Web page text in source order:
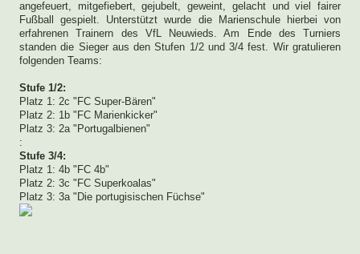
angefeuert, mitgefiebert, gejubelt, geweint, gelacht und viel fairer
Fußball gespielt. Unterstützt wurde die Marienschule hierbei von
erfahrenen Trainern des VfL Neuwieds. Am Ende des Turniers
standen die Sieger aus den Stufen 1/2 und 3/4 fest. Wir gratulieren
folgenden Teams:
Stufe 1/2:
Platz 1: 2c "FC Super-Bären"
Platz 2: 1b "FC Marienkicker"
Platz 3: 2a "Portugalbienen"
:
Stufe 3/4:
Platz 1: 4b "FC 4b"
Platz 2: 3c "FC Superkoalas"
Platz 3: 3a "Die portugisischen Füchse"